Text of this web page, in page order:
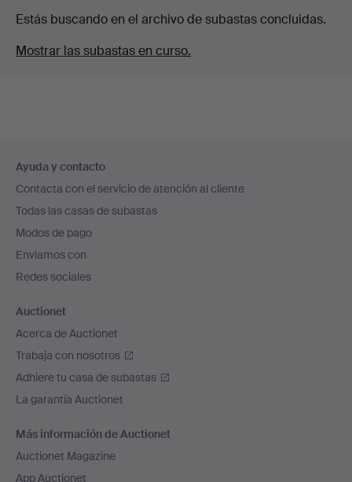
Estás buscando en el archivo de subastas concluidas.
Mostrar las subastas en curso.
en
el
pie
de
página
Ayuda y contacto
Contacta con el servicio de atención al cliente
Todas las casas de subastas
Modos de pago
Enviamos con
Redes sociales
Auctionet
Acerca de Auctionet
Trabaja con nosotros
Adhiere tu casa de subastas
La garantía Auctionet
Más información de Auctionet
Auctionet Magazine
App Auctionet